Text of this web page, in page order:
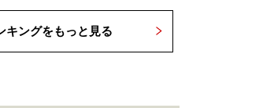
キングをもっと見る